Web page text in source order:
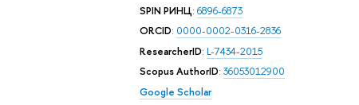
SPIN РИНЦ: 6896-6873
ORCID: 0000-0002-0316-2836
ResearcherID: L-7434-2015
Scopus AuthorID: 36053012900
Google Scholar